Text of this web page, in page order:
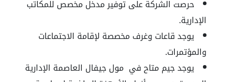
حرصت الشركة على توفير مدخل مخصص للمكاتب
الإدارية.
يوجد قاعات وغرف مخصصة لإقامة الاجتماعات
والمؤتمرات.
يوجد جيم متاح في مول جيفال العاصمة الإدارية